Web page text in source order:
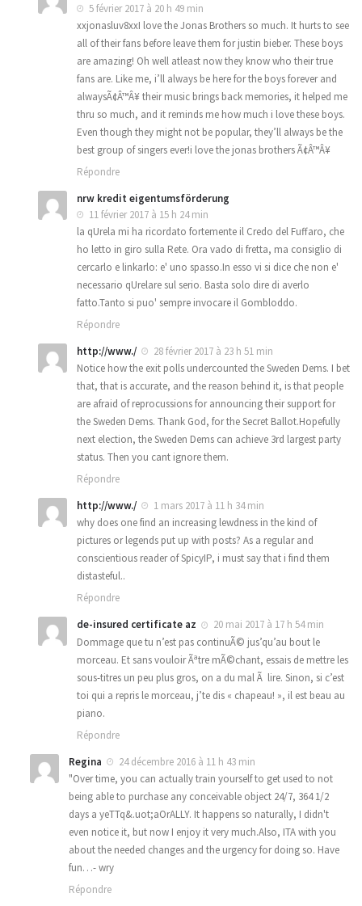
5 février 2017 à 20 h 49 min
xxjonasluv8xxI love the Jonas Brothers so much. It hurts to see
all of their fans before leave them for justin bieber. These boys
are amazing! Oh well atleast now they know who their true
fans are. Like me, i’ll always be here for the boys forever and
alwaysÃ¢Â™Â¥ their music brings back memories, it helped me
thru so much, and it reminds me how much i love these boys.
Even though they might not be popular, they’ll always be the
best group of singers ever!i love the jonas brothers Ã¢Â™Â¥
Répondre
nrw kredit eigentumsförderung
11 février 2017 à 15 h 24 min
la qUrela mi ha ricordato fortemente il Credo del Fuffaro, che
ho letto in giro sulla Rete. Ora vado di fretta, ma consiglio di
cercarlo e linkarlo: e' uno spasso.In esso vi si dice che non e'
necessario qUrelare sul serio. Basta solo dire di averlo
fatto.Tanto si puo' sempre invocare il Gombloddo.
Répondre
http://www./
28 février 2017 à 23 h 51 min
Notice how the exit polls undercounted the Sweden Dems. I bet
that, that is accurate, and the reason behind it, is that people
are afraid of reprocussions for announcing their support for
the Sweden Dems. Thank God, for the Secret Ballot.Hopefully
next election, the Sweden Dems can achieve 3rd largest party
status. Then you cant ignore them.
Répondre
http://www./
1 mars 2017 à 11 h 34 min
why does one find an increasing lewdness in the kind of
pictures or legends put up with posts? As a regular and
conscientious reader of SpicyIP, i must say that i find them
distasteful..
Répondre
de-insured certificate az
20 mai 2017 à 17 h 54 min
Dommage que tu n’est pas continuÃ© jus’qu’au bout le
morceau. Et sans vouloir Ãªtre mÃ©chant, essais de mettre les
sous-titres un peu plus gros, on a du mal Ã lire. Sinon, si c’est
toi qui a repris le morceau, j’te dis « chapeau! », il est beau au
piano.
Répondre
Regina
24 décembre 2016 à 11 h 43 min
"Over time, you can actually train yourself to get used to not
being able to purchase any conceivable object 24/7, 364 1/2
days a yeTTq&.uot;aOrALLY. It happens so naturally, I didn't
even notice it, but now I enjoy it very much.Also, ITA with you
about the needed changes and the urgency for doing so. Have
fun…- wry
Répondre